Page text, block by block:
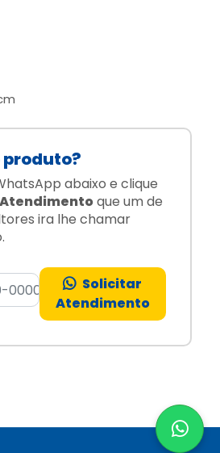
produto?
abaixo e clique
que um de
ira lhe chamar
Solicitar
Atendimento